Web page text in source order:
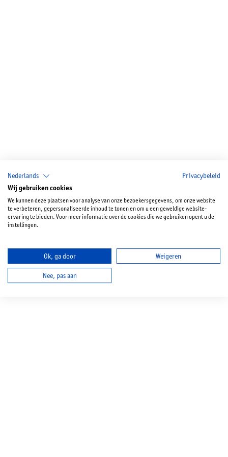
Nederlands Privacybeleid
Wij gebruiken cookies
We kunnen deze plaatsen voor analyse van onze bezoekersgegevens, om onze website
te verbeteren, gepersonaliseerde inhoud te tonen en om u een geweldige website-
ervaring te bieden. Voor meer informatie over de cookies die we gebruiken opent u de
instellingen.
Ok, ga door Weigeren
Nee, pas aan